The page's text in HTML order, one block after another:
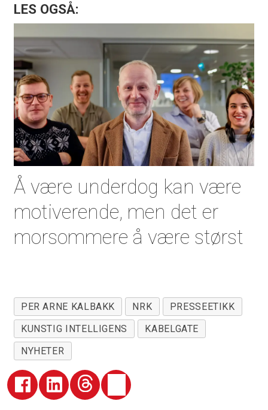
LES OGSÅ:
Å være underdog kan være
motiverende, men det er
morsommere å være størst
PER ARNE KALBAKK NRK
PRESSEETIKK
KUNSTIG INTELLIGENS
KABELGATE
NYHETER